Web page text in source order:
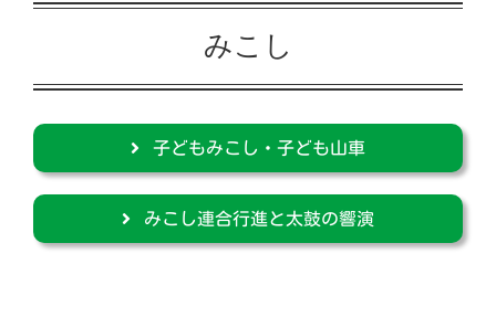
みこし
子どもみこし・子ども山車
みこし連合行進と太鼓の響演